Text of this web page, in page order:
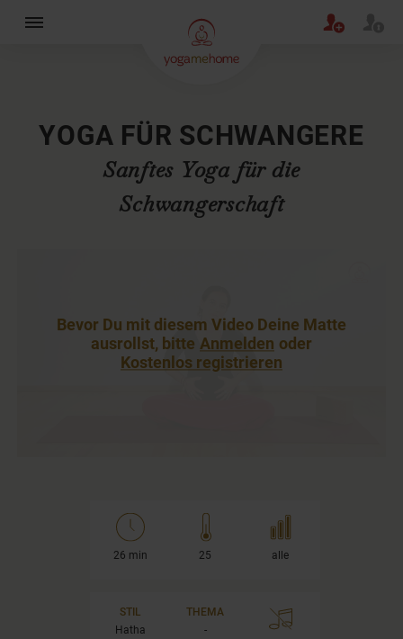
YOGA FÜR SCHWANGERE
Sanftes Yoga für die
Schwangerschaft
Bevor Du mit diesem Video Deine Matte
ausrollst, bitte Anmelden oder
Kostenlos registrieren
26 min 25 alle
STIL
Hatha
THEMA
-